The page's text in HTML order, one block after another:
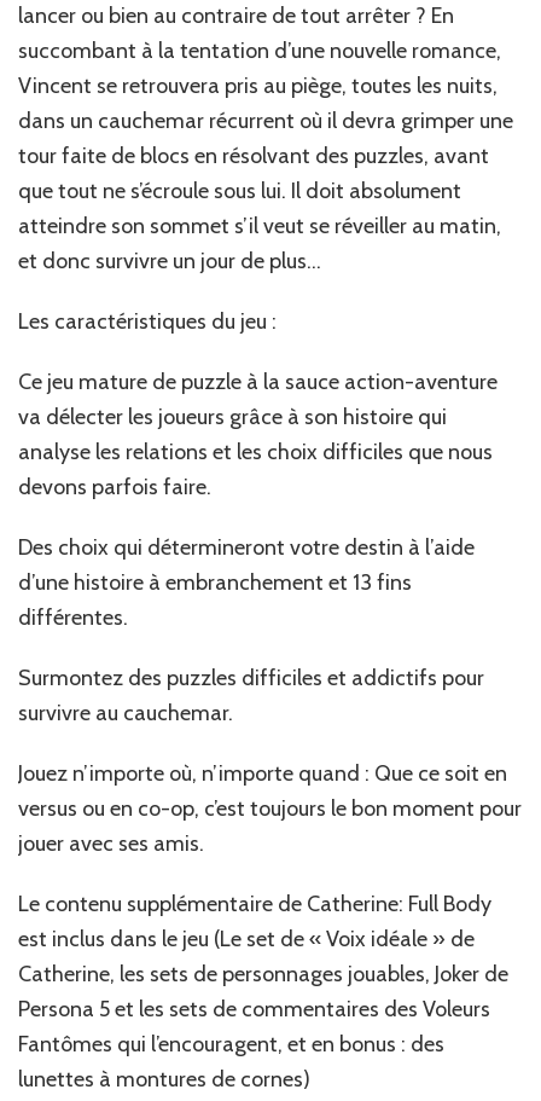
lancer ou bien au contraire de tout arrêter ? En
succombant à la tentation d’une nouvelle romance,
Vincent se retrouvera pris au piège, toutes les nuits,
dans un cauchemar récurrent où il devra grimper une
tour faite de blocs en résolvant des puzzles, avant
que tout ne s’écroule sous lui. Il doit absolument
atteindre son sommet s’il veut se réveiller au matin,
et donc survivre un jour de plus…
Les caractéristiques du jeu :
Ce jeu mature de puzzle à la sauce action-aventure
va délecter les joueurs grâce à son histoire qui
analyse les relations et les choix difficiles que nous
devons parfois faire.
Des choix qui détermineront votre destin à l’aide
d’une histoire à embranchement et 13 fins
différentes.
Surmontez des puzzles difficiles et addictifs pour
survivre au cauchemar.
Jouez n’importe où, n’importe quand : Que ce soit en
versus ou en co-op, c’est toujours le bon moment pour
jouer avec ses amis.
Le contenu supplémentaire de Catherine: Full Body
est inclus dans le jeu (Le set de « Voix idéale » de
Catherine, les sets de personnages jouables, Joker de
Persona 5 et les sets de commentaires des Voleurs
Fantômes qui l’encouragent, et en bonus : des
lunettes à montures de cornes)